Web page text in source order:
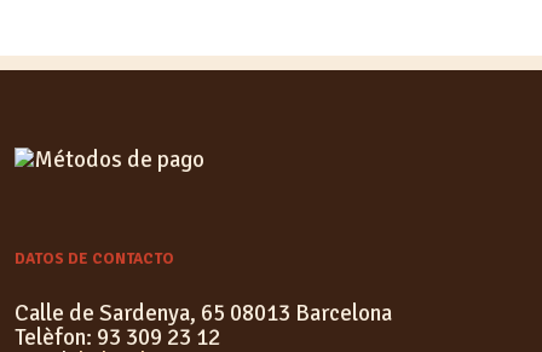
DATOS DE CONTACTO
Calle de Sardenya, 65 08013 Barcelona
Telèfon: 93 309 23 12